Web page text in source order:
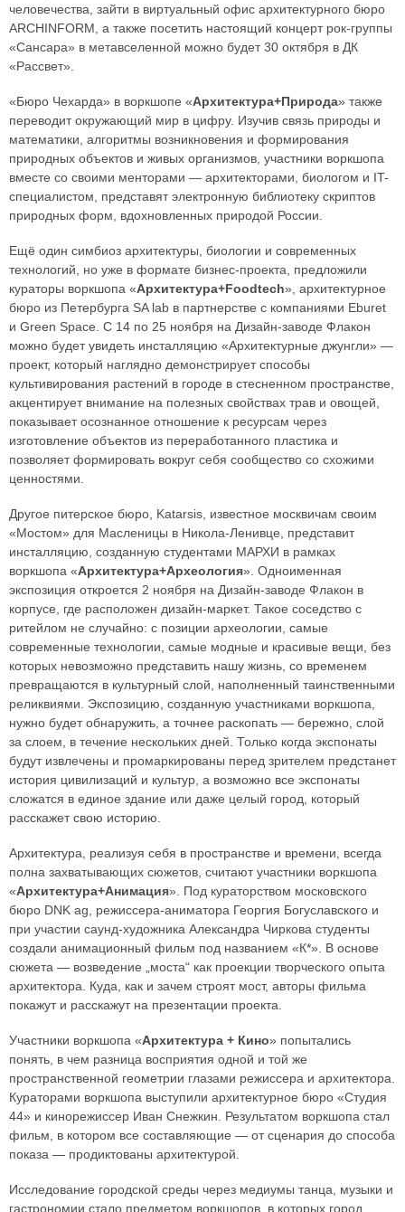
человечества, зайти в виртуальный офис архитектурного бюро
ARCHINFORM, а также посетить настоящий концерт рок-группы
«Сансара» в метавселенной можно будет 30 октября в ДК
«Рассвет».
«Бюро Чехарда» в воркшопе «Архитектура+Природа» также
переводит окружающий мир в цифру. Изучив связь природы и
математики, алгоритмы возникновения и формирования
природных объектов и живых организмов, участники воркшопа
вместе со своими менторами — архитекторами, биологом и IT-
специалистом, представят электронную библиотеку скриптов
природных форм, вдохновленных природой России.
Ещё один симбиоз архитектуры, биологии и современных
технологий, но уже в формате бизнес-проекта, предложили
кураторы воркшопа «Архитектура+Foodtech», архитектурное
бюро из Петербурга SA lab в партнерстве с компаниями Eburet
и Green Space. С 14 по 25 ноября на Дизайн-заводе Флакон
можно будет увидеть инсталляцию «Архитектурные джунгли» —
проект, который наглядно демонстрирует способы
культивирования растений в городе в стесненном пространстве,
акцентирует внимание на полезных свойствах трав и овощей,
показывает осознанное отношение к ресурсам через
изготовление объектов из переработанного пластика и
позволяет формировать вокруг себя сообщество со схожими
ценностями.
Другое питерское бюро, Katarsis, известное москвичам своим
«Мостом» для Масленицы в Никола-Ленивце, представит
инсталляцию, созданную студентами МАРХИ в рамках
воркшопа «Архитектура+Археология». Одноименная
экспозиция откроется 2 ноября на Дизайн-заводе Флакон в
корпусе, где расположен дизайн-маркет. Такое соседство с
ритейлом не случайно: с позиции археологии, самые
современные технологии, самые модные и красивые вещи, без
которых невозможно представить нашу жизнь, со временем
превращаются в культурный слой, наполненный таинственными
реликвиями. Экспозицию, созданную участниками воркшопа,
нужно будет обнаружить, а точнее раскопать — бережно, слой
за слоем, в течение нескольких дней. Только когда экспонаты
будут извлечены и промаркированы перед зрителем предстанет
история цивилизаций и культур, а возможно все экспонаты
сложатся в единое здание или даже целый город, который
расскажет свою историю.
Архитектура, реализуя себя в пространстве и времени, всегда
полна захватывающих сюжетов, считают участники воркшопа
«Архитектура+Анимация». Под кураторством московского
бюро DNK ag, режиссера-аниматора Георгия Богуславского и
при участии саунд-художника Александра Чиркова студенты
создали анимационный фильм под названием «К*». В основе
сюжета — возведение „моста“ как проекции творческого опыта
архитектора. Куда, как и зачем строят мост, авторы фильма
покажут и расскажут на презентации проекта.
Участники воркшопа «Архитектура + Кино» попытались
понять, в чем разница восприятия одной и той же
пространственной геометрии глазами режиссера и архитектора.
Кураторами воркшопа выступили архитектурное бюро «Студия
44» и кинорежиссер Иван Снежкин. Результатом воркшопа стал
фильм, в котором все составляющие — от сценария до способа
показа — продиктованы архитектурой.
Исследование городской среды через медиумы танца, музыки и
гастрономии стало предметом воркшопов, в которых город